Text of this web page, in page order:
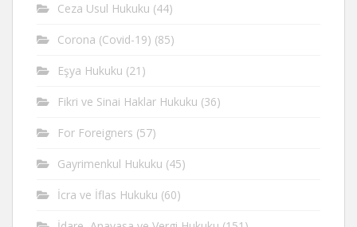
Ceza Usul Hukuku (44)
Corona (Covid-19) (85)
Eşya Hukuku (21)
Fikri ve Sinai Haklar Hukuku (36)
For Foreigners (57)
Gayrimenkul Hukuku (45)
İcra ve İflas Hukuku (60)